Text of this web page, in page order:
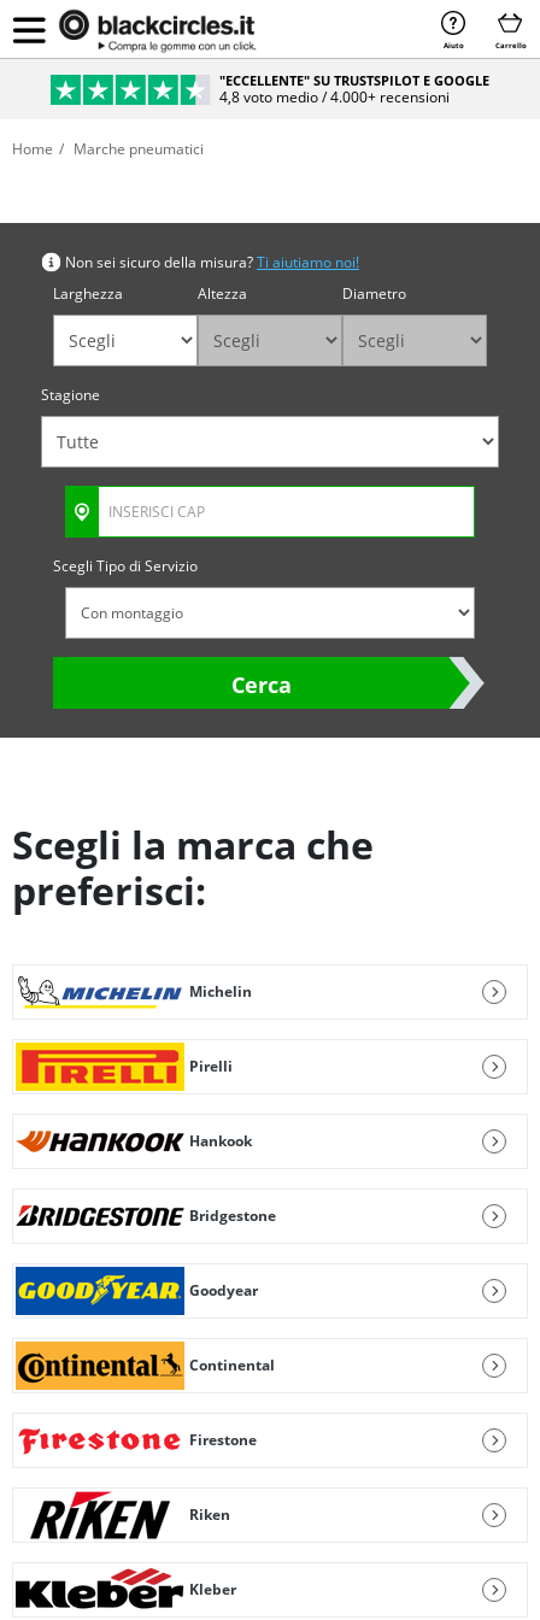
Aiuto Carrello
"ECCELLENTE" SU TRUSTSPILOT E GOOGLE
4,8 voto medio / 4.000+ recensioni
Home Marche pneumatici
Non sei sicuro della misura?Ti aiutiamo noi!
Larghezza
Altezza Diametro
Stagione
Scegli Tipo di Servizio
Cerca
Scegli la marca che
preferisci:
Michelin
Pirelli
Hankook
Bridgestone
Goodyear
Continental
Firestone
Riken
Kleber